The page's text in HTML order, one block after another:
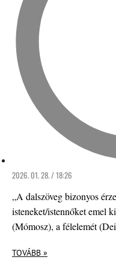
2026. 01. 28. / 18:26
„A dalszöveg bizonyos
isteneket/istennőket emel
(Mómosz), a félelemét
TOVÁBB »